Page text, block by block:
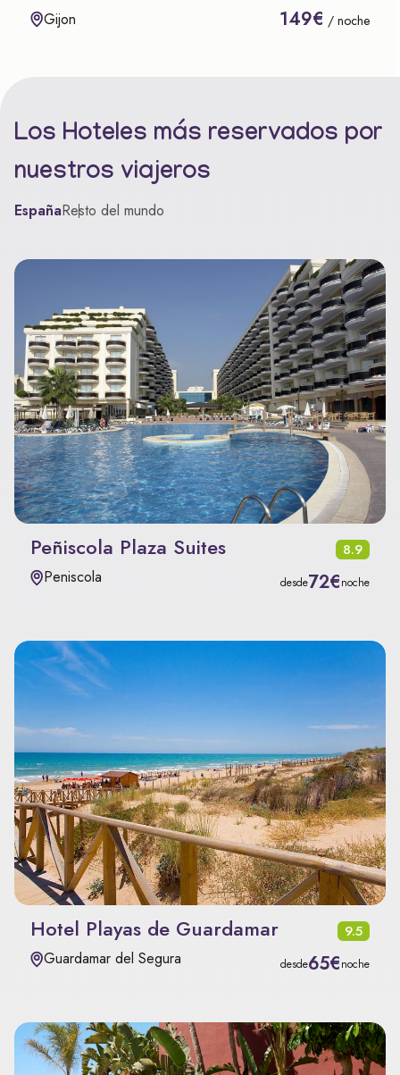
Gijon 149€ / noche
Los Hoteles más reservados por
nuestros viajeros
EspañaResto del mundo
Peñiscola Plaza Suites 8.9
Peniscola desde72€noche
Hotel Playas de Guardamar 9.5
Guardamar del Segura desde65€noche